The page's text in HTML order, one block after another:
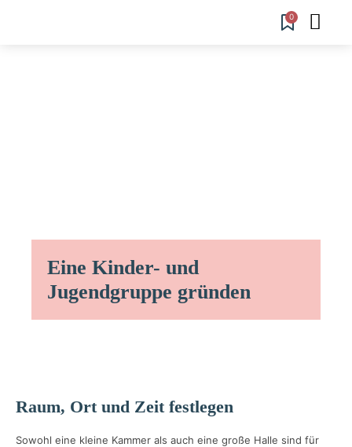
0
Eine Kinder- und
Jugendgruppe gründen
Raum, Ort und Zeit festlegen
Sowohl eine kleine Kammer als auch eine große Halle sind für